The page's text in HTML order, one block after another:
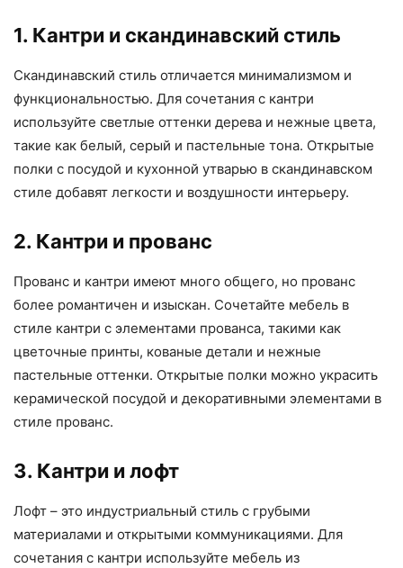
1. Кантри и скандинавский стиль
Скандинавский стиль отличается минимализмом и
функциональностью. Для сочетания с кантри
используйте светлые оттенки дерева и нежные цвета,
такие как белый, серый и пастельные тона. Открытые
полки с посудой и кухонной утварью в скандинавском
стиле добавят легкости и воздушности интерьеру.
2. Кантри и прованс
Прованс и кантри имеют много общего, но прованс
более романтичен и изыскан. Сочетайте мебель в
стиле кантри с элементами прованса, такими как
цветочные принты, кованые детали и нежные
пастельные оттенки. Открытые полки можно украсить
керамической посудой и декоративными элементами в
стиле прованс.
3. Кантри и лофт
Лофт – это индустриальный стиль с грубыми
материалами и открытыми коммуникациями. Для
сочетания с кантри используйте мебель из